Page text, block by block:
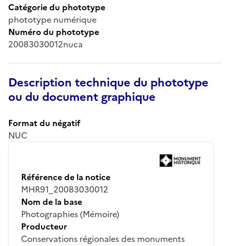
Catégorie du phototype
phototype numérique
Numéro du phototype
20083030012nuca
Description technique du phototype
ou du document graphique
Format du négatif
NUC
Référence de la notice
MHR91_20083030012
Nom de la base
Photographies (Mémoire)
Producteur
Conservations régionales des monuments